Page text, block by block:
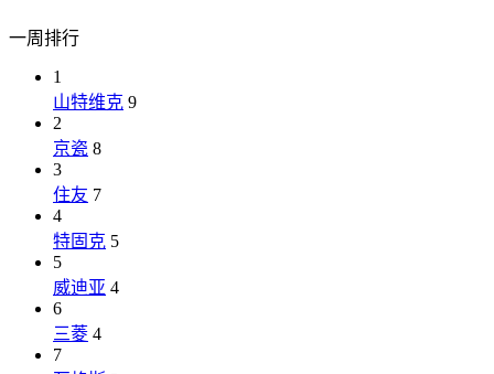
一周排行
1
山特维克 9
2
京瓷 8
3
住友 7
4
特固克 5
5
威迪亚 4
6
三菱 4
7